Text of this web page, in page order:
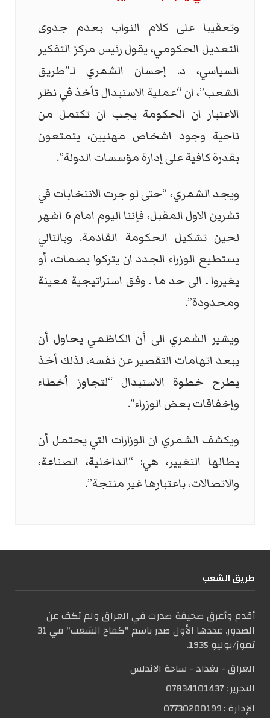
وتعقيبا على كلام النواب بعدم جدوى
التعديل الحكومي، يقول رئيس مركز التفكير
السياسي، د. إحسان الشمري لـ”طريق
الشعب”، ان “عملية الاستبدال تأخذ في نظر
الاعتبار ان الحكومة يجب ان تكتمل من
ناحية وجود اشخاص مهنيين، يتمتعون
بقدرة كافية على إدارة مؤسسات الدولة”.
ويجد الشمري، “حتى لو جرت الانتخابات في
تشرين الاول المقبل، فإننا اليوم امام 6 اشهر
لحين تشكيل الحكومة القادمة. وبالتالي
يستطيع الوزراء الجدد ان يتركوا بصمات، أو
يغيروا ـ الى حد ما ـ وفق استراتيجية معينة
ومحدودة”.
ويشير الشمري الى أن الكاظمي يحاول أن
يبعد اتهامات التقصير عن نفسه، لذلك أخذ
يطرح خطوة الاستبدال “لتجاوز أخطاء
وإخفاقات بعض الوزراء”.
ويكشف الشمري ان الوزارات التي يحتمل أن
يطالها التغيير، هي: “الداخلية، الصناعة،
والاتصالات، باعتبارها غير منتجة”.
طریق الشعب
أقدم وأعرق صحيفة صدرت في العراق ولم تكف عن
الصدور. عددها الأول صدر باسم "كفاح الشعب" في 31
تموز/يوليو 1935.
العراق - بغداد - ساحة الاندلس
التحریر :07834101437
الإدارة :07730200199